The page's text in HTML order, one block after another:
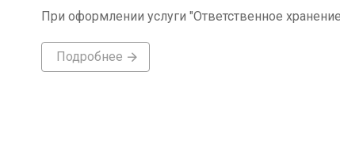
При оформлении услуги "Ответственное
Подробнее